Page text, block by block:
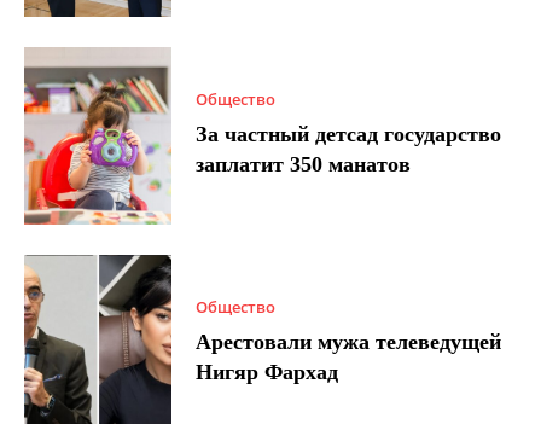
Общество
За частный детсад государство
заплатит 350 манатов
Общество
Арестовали мужа телеведущей
Нигяр Фархад